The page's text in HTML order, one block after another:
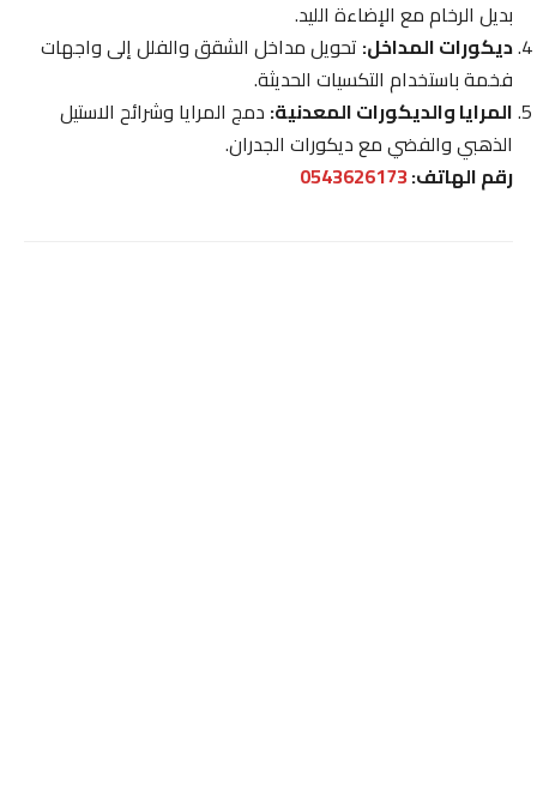
بديل الرخام مع الإضاءة الليد.
ديكورات المداخل:تحويل مداخل الشقق والفلل إلى واجهات
فخمة باستخدام التكسيات الحديثة.
المرايا والديكورات المعدنية:دمج المرايا وشرائح الاستيل
الذهبي والفضي مع ديكورات الجدران.
رقم الهاتف:0543626173